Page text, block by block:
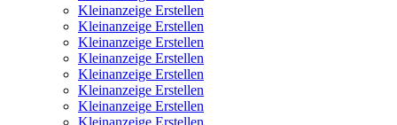
Kleinanzeige Erstellen
Kleinanzeige Erstellen
Kleinanzeige Erstellen
Kleinanzeige Erstellen
Kleinanzeige Erstellen
Kleinanzeige Erstellen
Kleinanzeige Erstellen
Kleinanzeige Erstellen